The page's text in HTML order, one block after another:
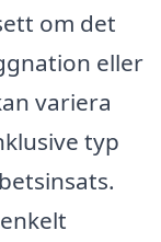
om det
eller
variera
typ